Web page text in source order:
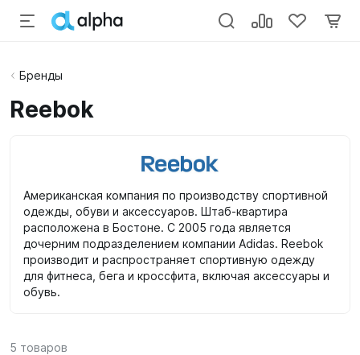
Бренды
Reebok
Американская компания по производству спортивной
одежды, обуви и аксессуаров. Штаб-квартира
расположена в Бостоне. С 2005 года является
дочерним подразделением компании Adidas. Reebok
производит и распространяет спортивную одежду
для фитнеса, бега и кроссфита, включая аксессуары и
обувь.
5 товаров